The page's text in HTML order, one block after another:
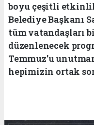
boyu çeşitli
Belediye Başkanı
tüm vatandaşları
düzenlenecek
Temmuz'u
hepimizin ortak